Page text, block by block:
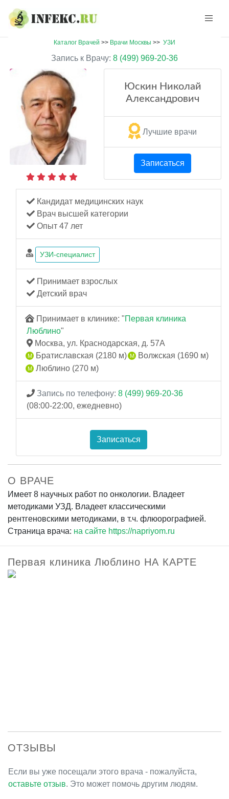
Каталог Врачей >> Врачи Москвы >> УЗИ
Запись к Врачу: 8 (499) 969-20-36
Юскин Николай
Александрович
Лучшие врачи
Записаться
Кандидат медицинских наук
Врач высшей категории
Опыт 47 лет
УЗИ-специалист
Принимает взрослых
Детский врач
Принимает в клинике: "Первая клиника
Люблино"
Москва, ул. Краснодарская, д. 57А
Братиславская (2180 м)
Волжская (1690 м)
Люблино (270 м)
Запись по телефону: 8 (499) 969-20-36
(08:00-22:00, ежедневно)
Записаться
О ВРАЧЕ
Имеет 8 научных работ по онкологии. Владеет
методиками УЗД. Владеет классическими
рентгеновскими методиками, в т.ч. флюорографией.
Страница врача: на сайте https://napriyom.ru
Первая клиника Люблино НА КАРТЕ
ОТЗЫВЫ
Если вы уже посещали этого врача - пожалуйста,
оставьте отзыв. Это может помочь другим людям.